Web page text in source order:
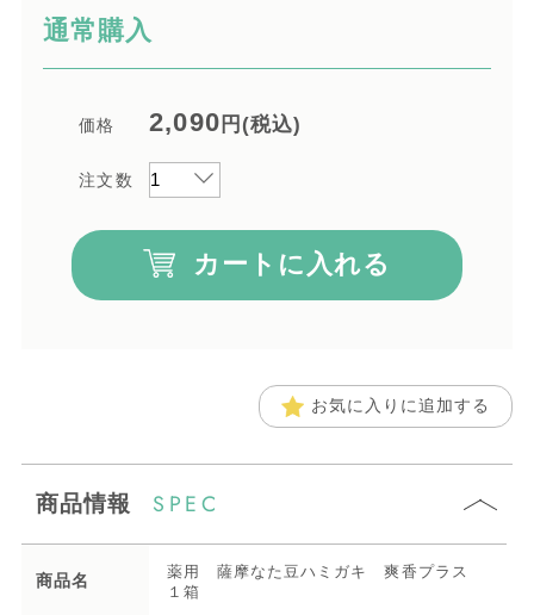
通常購入
価格 2,090 円(税込)
注文数
カートに入れる
お気に入りに追加する
商品情報 SPEC
商品名
薬用 薩摩なた豆ハミガキ 爽香プラス
１箱